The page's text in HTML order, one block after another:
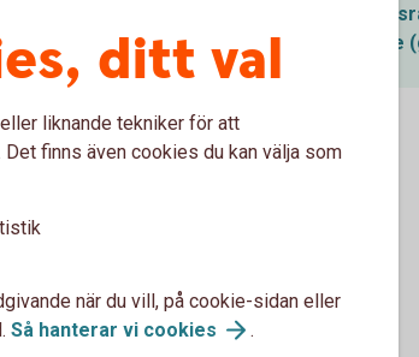
Sverige
och
Sverige. Vi
till 1990-
säger
lantbrukare
ditt val
liknande tekniker för att
finns även cookies du kan välja som
när du vill, på cookie-sidan eller
Så hanterar vi cookies .